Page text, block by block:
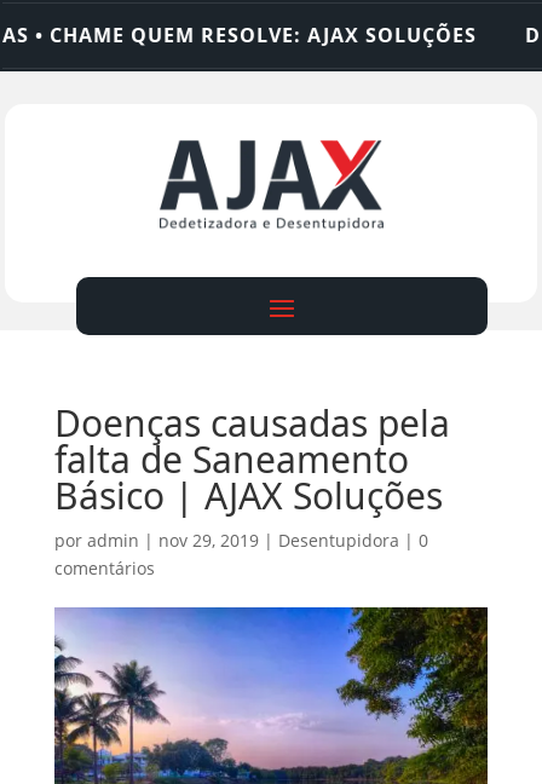
QUEM RESOLVE: AJAX SOLUÇÕES
Doenças causadas pela
falta de Saneamento
Básico | AJAX Soluções
por admin | nov 29, 2019| Desentupidora | 0
comentários